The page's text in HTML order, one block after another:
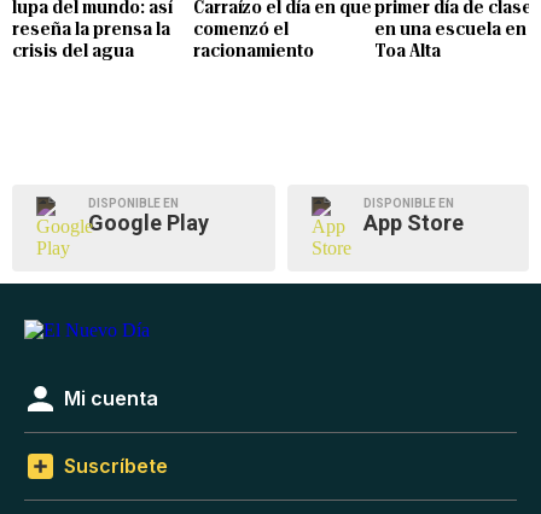
lupa del mundo: así
reseña la prensa la
crisis del agua
Carraízo el día en que
comenzó el
racionamiento
primer día de clases
en una escuela en
Toa Alta
DISPONIBLE EN
Google Play
DISPONIBLE EN
App Store
Mi cuenta
Suscríbete